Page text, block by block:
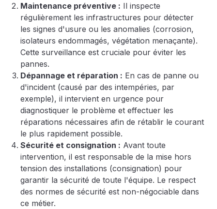
Maintenance préventive : Il inspecte
régulièrement les infrastructures pour détecter
les signes d'usure ou les anomalies (corrosion,
isolateurs endommagés, végétation menaçante).
Cette surveillance est cruciale pour éviter les
pannes.
Dépannage et réparation : En cas de panne ou
d'incident (causé par des intempéries, par
exemple), il intervient en urgence pour
diagnostiquer le problème et effectuer les
réparations nécessaires afin de rétablir le courant
le plus rapidement possible.
Sécurité et consignation : Avant toute
intervention, il est responsable de la mise hors
tension des installations (consignation) pour
garantir la sécurité de toute l'équipe. Le respect
des normes de sécurité est non-négociable dans
ce métier.